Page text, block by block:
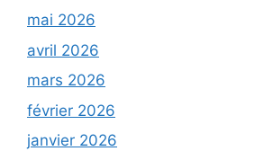
mai 2026
avril 2026
mars 2026
février 2026
janvier 2026